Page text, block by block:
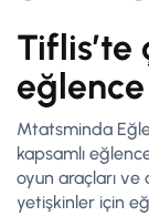
Tiflis’te
Mtatsminda
kapsamlı
oyun araçları
yetişkinler için